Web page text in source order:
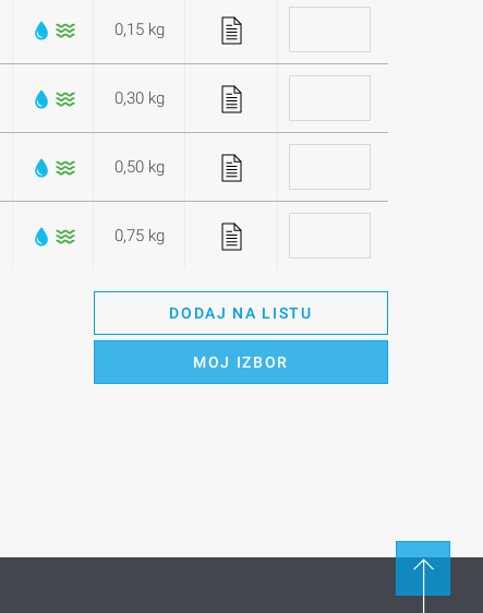
0,15 kg
0,30 kg
0,50 kg
0,75 kg
DODAJ NA LISTU
MOJ IZBOR